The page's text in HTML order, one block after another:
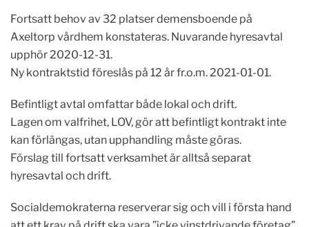
Fortsatt behov av 32 platser demensboende på
Axeltorp vårdhem konstateras. Nuvarande hyresavtal
upphör 2020-12-31.
Ny kontraktstid föreslås på 12 år fr.o.m. 2021-01-01.
Befintligt avtal omfattar både lokal och drift.
Lagen om valfrihet, LOV, gör att befintligt kontrakt inte
kan förlängas, utan upphandling måste göras.
Förslag till fortsatt verksamhet är alltså separat
hyresavtal och drift.
Socialdemokraterna reserverar sig och vill i första hand